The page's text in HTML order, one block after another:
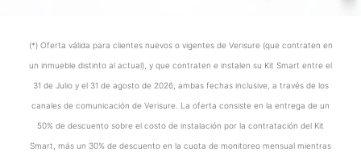
(*) Oferta válida para clientes nuevos o vigentes de Verisure (que contraten en
un inmueble distinto al actual), y que contraten e instalen su Kit Smart entre el
31 de Julio y el 31 de agosto de 2026, ambas fechas inclusive, a través de los
canales de comunicación de Verisure. La oferta consiste en la entrega de un
50% de descuento sobre el costo de instalación por la contratación del Kit
Smart, más un 30% de descuento en la cuota de monitoreo mensual mientras